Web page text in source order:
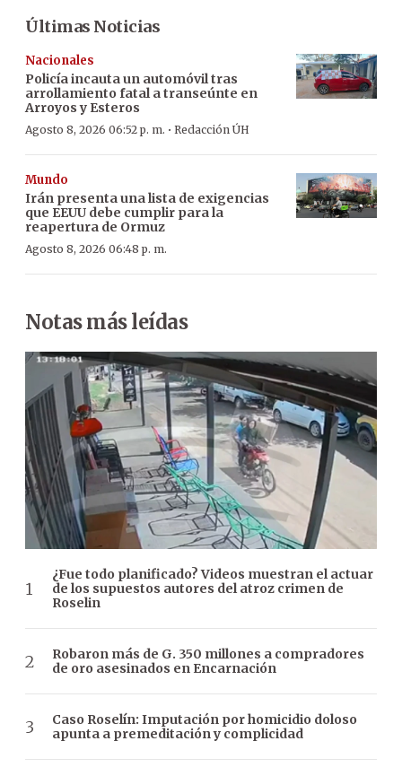
Últimas Noticias
Nacionales
Policía incauta un automóvil tras
arrollamiento fatal a transeúnte en
Arroyos y Esteros
Agosto 8, 2026 06:52 p. m. · Redacción ÚH
Mundo
Irán presenta una lista de exigencias
que EEUU debe cumplir para la
reapertura de Ormuz
Agosto 8, 2026 06:48 p. m.
Notas más leídas
¿Fue todo planificado? Videos muestran el actuar
de los supuestos autores del atroz crimen de
Roselin
Robaron más de G. 350 millones a compradores
de oro asesinados en Encarnación
Caso Roselín: Imputación por homicidio doloso
apunta a premeditación y complicidad